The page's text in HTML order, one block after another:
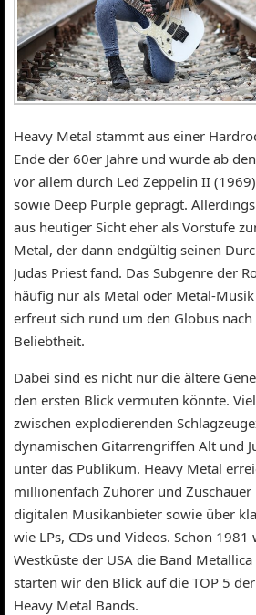
Heavy Metal stammt aus einer
Ende der 60er Jahre und wurde ab
vor allem durch Led Zeppelin II
sowie Deep Purple geprägt.
aus heutiger Sicht eher als Vorstufe
Metal, der dann endgültig seinen
Judas Priest fand. Das Subgenre der
häufig nur als Metal oder Metal-
erfreut sich rund um den Globus
Beliebtheit.
Dabei sind es nicht nur die ältere
den ersten Blick vermuten könnte.
zwischen explodierenden
dynamischen Gitarrengriffen Alt und
unter das Publikum. Heavy Metal
millionenfach Zuhörer und Zuschauer
digitalen Musikanbieter sowie über
wie LPs, CDs und Videos. Schon
Westküste der USA die Band
starten wir den Blick auf die TOP 5
Heavy Metal Bands.